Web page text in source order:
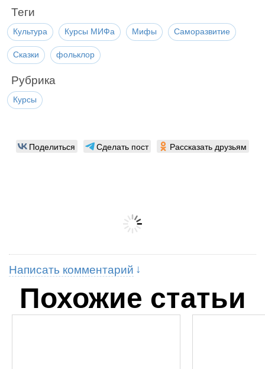
Теги
Культура Курсы МИФа Мифы Саморазвитие
Сказки фольклор
Рубрика
Курсы
Поделиться Сделать пост Рассказать друзьям
Написать комментарий
Похожие статьи